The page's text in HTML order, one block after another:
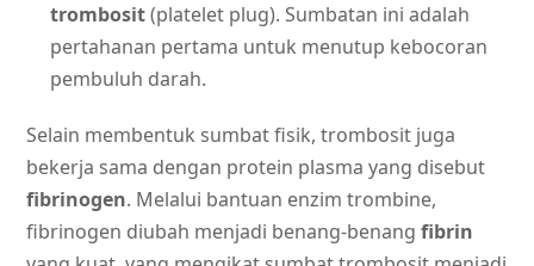
trombosit(platelet plug). Sumbatan ini adalah
pertahanan pertama untuk menutup kebocoran
pembuluh darah.
Selain membentuk sumbat fisik, trombosit juga
bekerja sama dengan protein plasma yang disebut
fibrinogen. Melalui bantuan enzim trombine,
fibrinogen diubah menjadi benang-benang fibrin